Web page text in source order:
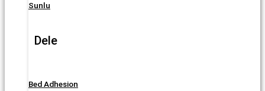
Sunlu
Dele
Bed Adhesion